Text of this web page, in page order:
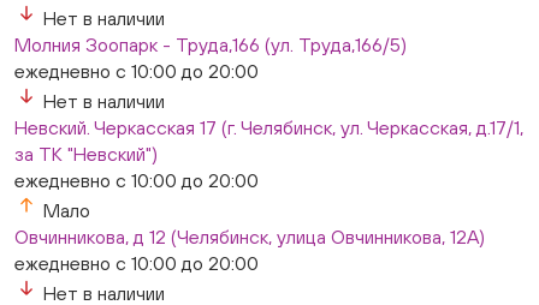
Нет в наличии
Молния Зоопарк - Труда,166 (ул. Труда,166/5)
ежедневно с 10:00 до 20:00
Нет в наличии
Невский. Черкасская 17 (г. Челябинск, ул. Черкасская, д.17/1,
за ТК "Невский")
ежедневно с 10:00 до 20:00
Мало
Овчинникова, д 12 (Челябинск, улица Овчинникова, 12А)
ежедневно с 10:00 до 20:00
Нет в наличии